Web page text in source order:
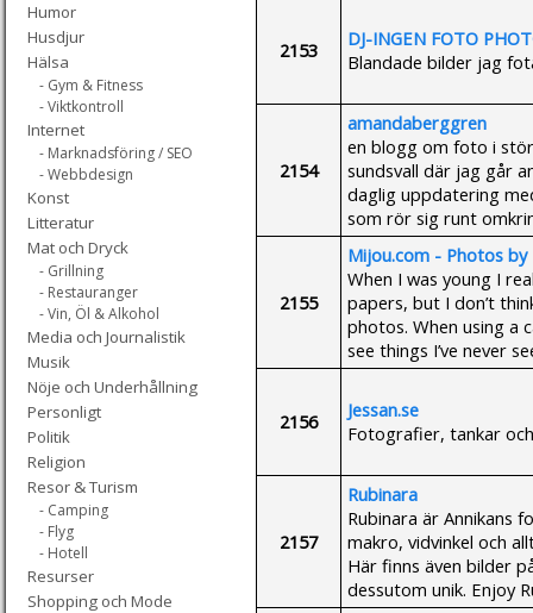
Humor
Husdjur
Hälsa
- Gym & Fitness
- Viktkontroll
Internet
- Marknadsföring / SEO
- Webbdesign
Konst
Litteratur
Mat och Dryck
- Grillning
- Restauranger
- Vin, Öl & Alkohol
Media och Journalistik
Musik
Nöje och Underhållning
Personligt
Politik
Religion
Resor & Turism
- Camping
- Flyg
- Hotell
Resurser
Shopping och Mode
2153
DJ-INGEN FOTO
Blandade bilder jag
2154
amandaberggren
en blogg om foto i
sundsvall där jag går
daglig uppdatering
som rör sig runt
2155
Mijou.com - Photos
When I was young I
papers, but I don’t
photos. When using a
see things I’ve never
2156
Jessan.se
Fotografier, tankar
2157
Rubinara
Rubinara är Annikans
makro, vidvinkel och
Här finns även bilder
dessutom unik. Enjoy